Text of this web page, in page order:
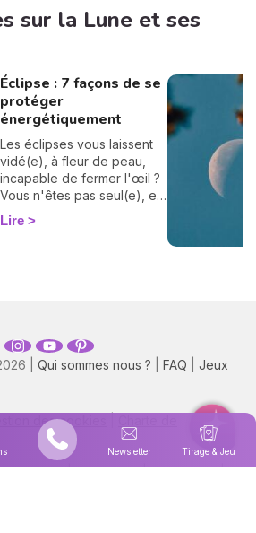
sur la Lune et ses
Éclipse : 7 façons de se
protéger
énergétiquement
Les éclipses vous laissent
vidé(e), à fleur de peau,
incapable de fermer l'œil ?
Vous n'êtes pas seul(e), et
surtout : ça se traverse en
douceur. Voici 7 gestes
Lire
Newsletter Tirage & Jeu
| Qui sommes nous ? FAQ
Jeux
des cookies
enItalie|Portugal|Espagne|